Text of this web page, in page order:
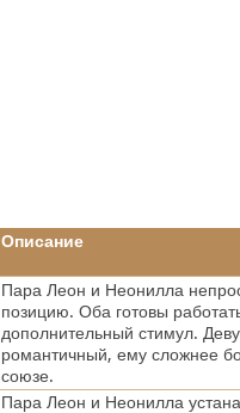
Описание
Пара Леон и Неонилла
позицию. Оба готовы
дополнительный стимул.
романтичный, ему сложнее
союзе.
Пара Леон и Неонилла